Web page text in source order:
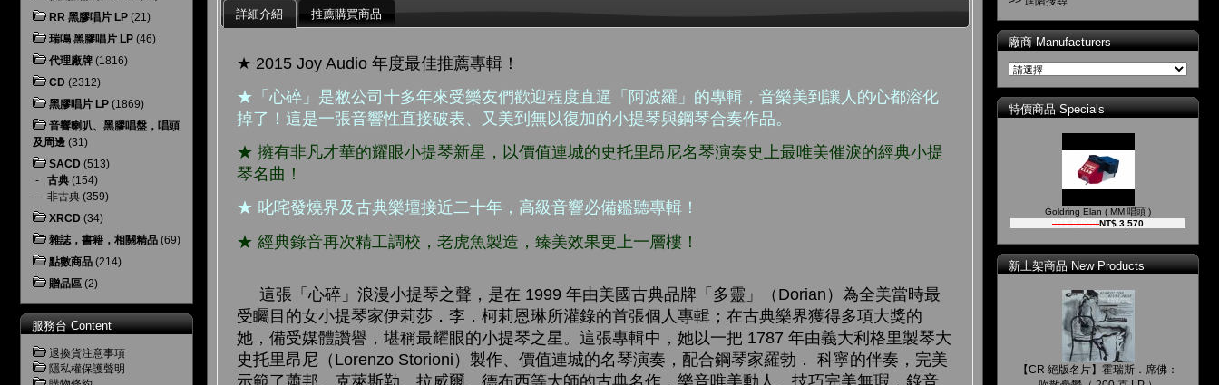
RR 黑膠唱片 LP (21)
瑞鳴 黑膠唱片 LP (46)
代理廠牌 (1816)
CD (2312)
黑膠唱片 LP (1869)
音響喇叭、黑膠唱盤，唱頭
及周邊 (31)
SACD (513)
- 古典 (154)
- 非古典 (359)
XRCD (34)
雜誌，書籍，相關精品 (69)
點數商品 (214)
贈品區 (2)
服務台 Content
退換貨注意事項
隱私權保護聲明
詳細介紹 推薦購買商品
★ 2015 Joy Audio 年度最佳推薦專輯！
★「心碎」是敝公司十多年來受樂友們歡迎程度直逼「阿波羅」的專輯，音樂美到讓人的心都溶化
掉了！這是一張音響性直接破表、又美到無以復加的小提琴與鋼琴合奏作品。
★ 擁有非凡才華的耀眼小提琴新星，以價值連城的史托里昂尼名琴演奏史上最唯美催淚的經典小提
琴名曲！
★ 叱咤發燒界及古典樂壇接近二十年，高級音響必備鑑聽專輯！
★ 經典錄音再次精工調校，老虎魚製造，臻美效果更上一層樓！
這張「心碎」浪漫小提琴之聲，是在 1999 年由美國古典品牌「多靈」（Dorian）為全美當時最
受矚目的女小提琴家伊莉莎．李．柯莉恩琳所灌錄的首張個人專輯；在古典樂界獲得多項大獎的
她，備受媒體讚譽，堪稱最耀眼的小提琴之星。這張專輯中，她以一把 1787 年由義大利格里製琴大
史托里昂尼（Lorenzo Storioni）製作、價值連城的名琴演奏，配合鋼琴家羅勃． 科寧的伴奏，完美
示範了蕭邦、克萊斯勒、拉威爾、德布西等大師的古典名作，樂音唯美動人、技巧完美無瑕，錄音
廠商 Manufacturers
特價商品 Specials
Goldring Elan ( MM 唱頭 )
NT$ 5,000NT$ 3,570
新上架商品 New Products
【CR 絕版名片】霍瑞斯．席佛：